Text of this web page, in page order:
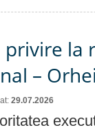
privire la
–
29.07.2026